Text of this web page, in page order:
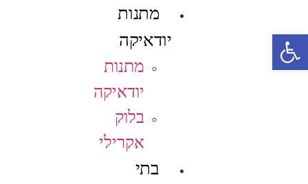
מתנות
יודאיקה
מתנות
יודאיקה
בלוק
אקרילי
בתי
פתח סרגל נגישות